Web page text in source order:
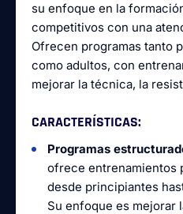
su enfoque en la
competitivos con una
Ofrecen programas tanto
como adultos, con
mejorar la técnica, la
CARACTERÍSTICAS:
Programas
ofrece entrenamientos
desde principiantes
Su enfoque es mejorar